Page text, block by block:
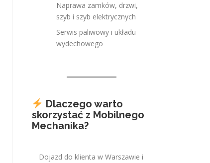
Naprawa zamków, drzwi,
szyb i szyb elektrycznych
Serwis paliwowy i układu
wydechowego
Dlaczego warto
skorzystać z Mobilnego
Mechanika?
Dojazd do klienta w Warszawie i